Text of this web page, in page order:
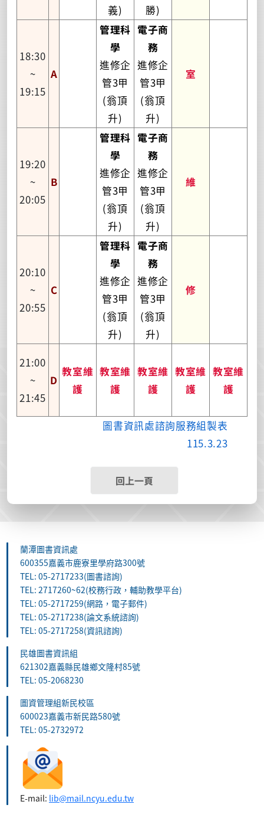
義)
勝)
18:30
~
19:15
A
管理科
學
進修企
管3甲
(翁頂
升)
電子商
務
進修企
管3甲
(翁頂
升)
室
19:20
~
20:05
B
管理科
學
進修企
管3甲
(翁頂
升)
電子商
務
進修企
管3甲
(翁頂
升)
維
20:10
~
20:55
C
管理科
學
進修企
管3甲
(翁頂
升)
電子商
務
進修企
管3甲
(翁頂
升)
修
21:00
~
21:45
D
教室維
護
教室維
護
教室維
護
教室維
護
教室維
護
圖書資訊處諮詢服務組製表
115.3.23
回上一頁
蘭潭圖書資訊處
600355嘉義市鹿寮里學府路300號
TEL: 05-2717233(圖書諮詢)
TEL: 2717260~62(校務行政，輔助教學平台)
TEL: 05-2717259(網路，電子郵件)
TEL: 05-2717238(論文系統諮詢)
TEL: 05-2717258(資訊諮詢)
民雄圖書資訊組
621302嘉義縣民雄鄉文隆村85號
TEL: 05-2068230
圖資管理組新民校區
600023嘉義市新民路580號
TEL: 05-2732972
E-mail: lib@mail.ncyu.edu.tw